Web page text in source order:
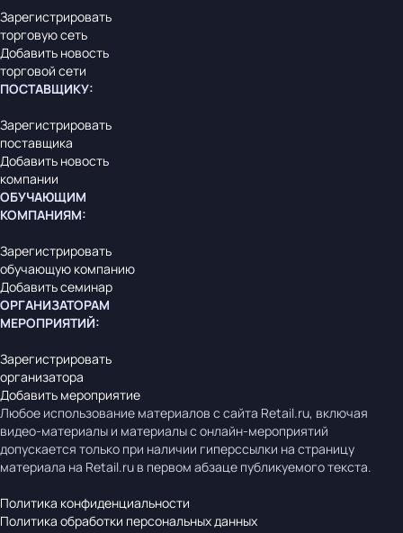
Зарегистрировать
торговую сеть
Добавить новость
торговой сети
ПОСТАВЩИКУ:
Зарегистрировать
поставщика
Добавить новость
компании
ОБУЧАЮЩИМ
КОМПАНИЯМ:
Зарегистрировать
обучающую компанию
Добавить семинар
ОРГАНИЗАТОРАМ
МЕРОПРИЯТИЙ:
Зарегистрировать
организатора
Добавить мероприятие
Любое использование материалов с сайта Retail.ru, включая
видео-материалы и материалы с онлайн-мероприятий
допускается только при наличии гиперссылки на страницу
материала на Retail.ru в первом абзаце публикуемого текста.
Политика конфиденциальности
Политика обработки персональных данных